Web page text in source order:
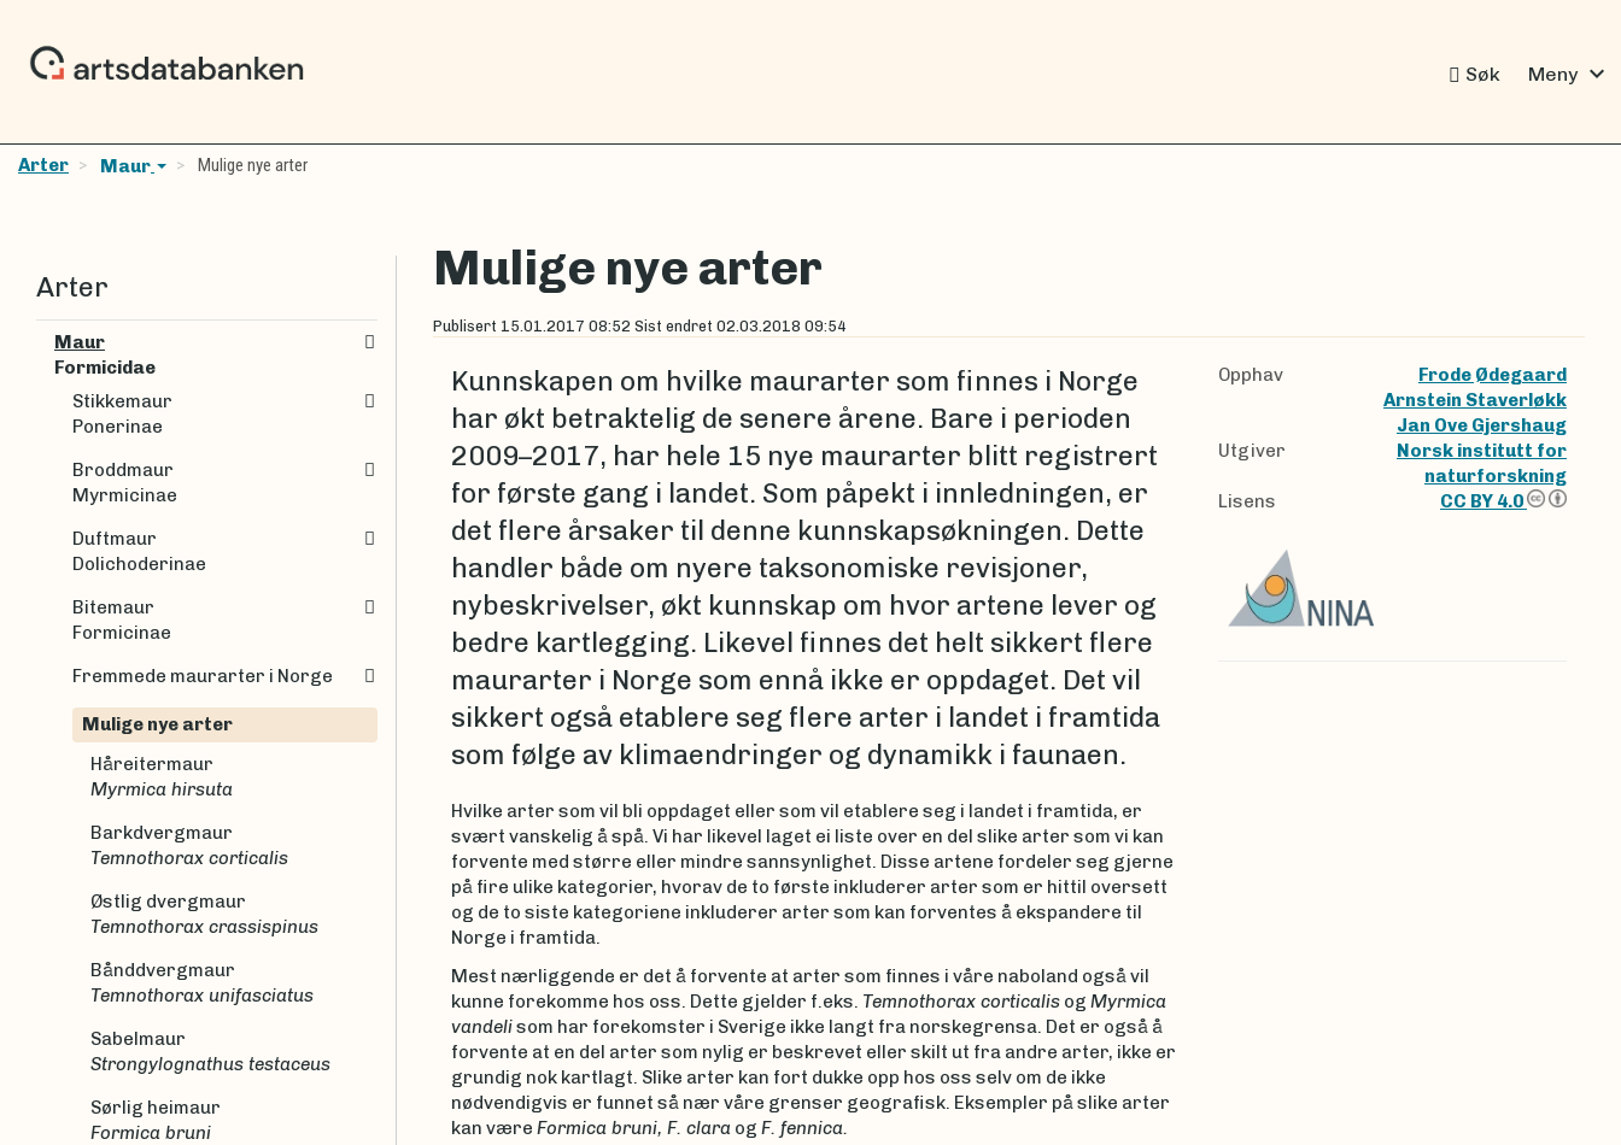
Søk Meny expand_more
Arter Maur Mulige nye arter
Mulige nye arter
Publisert 15.01.2017 08:52 Sist endret 02.03.2018 09:54
Kunnskapen om hvilke maurarter som finnes i Norge
har økt betraktelig de senere årene. Bare i perioden
2009–2017, har hele 15 nye maurarter blitt registrert
for første gang i landet. Som påpekt i innledningen, er
det flere årsaker til denne kunnskapsøkningen. Dette
handler både om nyere taksonomiske revisjoner,
nybeskrivelser, økt kunnskap om hvor artene lever og
bedre kartlegging. Likevel finnes det helt sikkert flere
maurarter i Norge som ennå ikke er oppdaget. Det vil
sikkert også etablere seg flere arter i landet i framtida
som følge av klimaendringer og dynamikk i faunaen.
Hvilke arter som vil bli oppdaget eller som vil etablere seg i landet i framtida, er
svært vanskelig å spå. Vi har likevel laget ei liste over en del slike arter som vi kan
forvente med større eller mindre sannsynlighet. Disse artene fordeler seg gjerne
på fire ulike kategorier, hvorav de to første inkluderer arter som er hittil oversett
og de to siste kategoriene inkluderer arter som kan forventes å ekspandere til
Norge i framtida.
Mest nærliggende er det å forvente at arter som finnes i våre naboland også vil
kunne forekomme hos oss. Dette gjelder f.eks. Temnothorax corticalisog Myrmica
vandelisom har forekomster i Sverige ikke langt fra norskegrensa. Det er også å
forvente at en del arter som nylig er beskrevet eller skilt ut fra andre arter, ikke er
grundig nok kartlagt. Slike arter kan fort dukke opp hos oss selv om de ikke
nødvendigvis er funnet så nær våre grenser geografisk. Eksempler på slike arter
kan være Formica bruni, F. claraog F. fennica.
Opphav
Frode Ødegaard
Arnstein Staverløkk
Jan Ove Gjershaug
Utgiver
Norsk institutt for
naturforskning
Lisens
CC BY 4.0
Arter
Maur
Formicidae
Stikkemaur
Ponerinae
Broddmaur
Myrmicinae
Duftmaur
Dolichoderinae
Bitemaur
Formicinae
Fremmede maurarter i Norge
Mulige nye arter
Håreitermaur
Myrmica hirsuta
Barkdvergmaur
Temnothorax corticalis
Østlig dvergmaur
Temnothorax crassispinus
Bånddvergmaur
Temnothorax unifasciatus
Sabelmaur
Strongylognathus testaceus
Sørlig heimaur
Formica bruni